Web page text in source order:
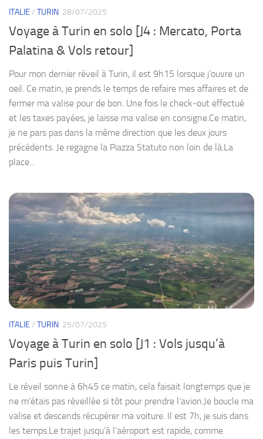
ITALIE / TURIN 28/07/2025
Voyage à Turin en solo [J4 : Mercato, Porta
Palatina & Vols retour]
Pour mon dernier réveil à Turin, il est 9h15 lorsque j’ouvre un
oeil. Ce matin, je prends le temps de refaire mes affaires et de
fermer ma valise pour de bon. Une fois le check-out effectué
et les taxes payées, je laisse ma valise en consigne.Ce matin,
je ne pars pas dans la même direction que les deux jours
précédents. Je regagne la Piazza Statuto non loin de là.La
place...
ITALIE / TURIN 25/07/2025
Voyage à Turin en solo [J1 : Vols jusqu’à
Paris puis Turin]
Le réveil sonne à 6h45 ce matin, cela faisait longtemps que je
ne m’étais pas réveillée si tôt pour prendre l’avion.Je boucle ma
valise et descends récupérer ma voiture. Il est 7h, je suis dans
les temps.Le trajet jusqu’à l’aéroport est rapide, comme